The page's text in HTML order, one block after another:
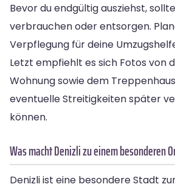
Bevor du endgültig ausziehst,
verbrauchen oder entsorgen.
Verpflegung für deine
Letzt empfiehlt es sich Fotos von
Wohnung sowie dem
eventuelle Streitigkeiten später
können.
Was macht Denizli zu einem besonderen
Denizli ist eine besondere Stadt